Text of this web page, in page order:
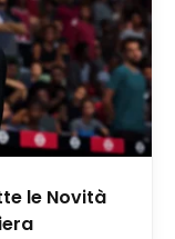
le Novità